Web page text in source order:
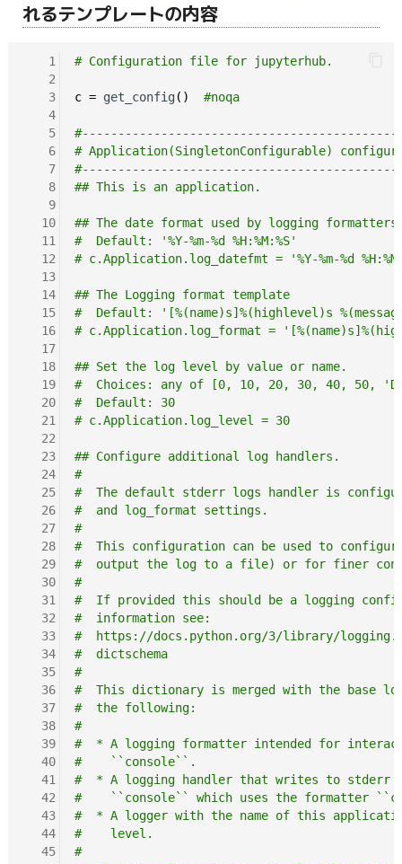
れるテンプレートの内容
   1
   2
   3
   4
   5
   6
   7
   8
   9
  10
  11
  12
  13
  14
  15
  16
  17
  18
  19
  20
  21
  22
  23
  24
  25
  26
  27
  28
  29
  30
  31
  32
  33
  34
  35
  36
  37
  38
  39
  40
  41
  42
  43
  44
  45
# Configuration file for jupyterhub.
c = get_config() #noqa
# Application(SingletonConfigurable)
## This is an application.
## The date format used by logging
#  Default: '%Y-%m-%d %H:%M:%S'
# c.Application.log_datefmt = '%Y-%m-%d
## The Logging format template
#  Default: '[%(name)s]%(highlevel)s
# c.Application.log_format =
## Set the log level by value or name.
#  Choices: any of [0, 10, 20, 30, 40, 50,
#  Default: 30
# c.Application.log_level = 30
## Configure additional log handlers.
#
#  The default stderr logs handler is
#  and log_format settings.
#
#  This configuration can be used to
#  output the log to a file) or for finer
#
#  If provided this should be a logging
#  information see:
#  https://docs.python.org/3/library/
#  dictschema
#
#  This dictionary is merged with the base
#  the following:
#
#  * A logging formatter intended for
#    ``console``.
#  * A logging handler that writes to stderr
#    ``console`` which uses the formatter
#  * A logger with the name of this
#    level.
#